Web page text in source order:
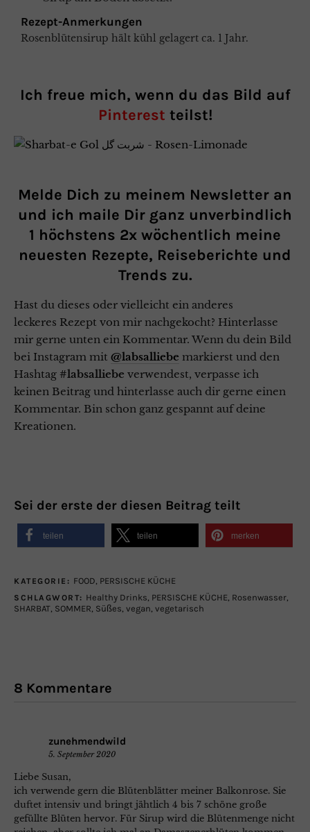
Rezept-Anmerkungen
Rosenblütensirup hält kühl gelagert ca. 1 Jahr.
Ich freue mich, wenn du das Bild auf
Pinterest teilst!
Melde Dich zu meinem Newsletter an
und ich maile Dir ganz unverbindlich
1 höchstens 2x wöchentlich meine
neuesten Rezepte, Reiseberichte und
Trends zu.
Hast du dieses oder vielleicht ein anderes
leckeres Rezept von mir nachgekocht? Hinterlasse
mir gerne unten ein Kommentar. Wenn du dein Bild
bei Instagram mit @labsalliebe markierst und den
Hashtag #labsalliebe verwendest, verpasse ich
keinen Beitrag und hinterlasse auch dir gerne einen
Kommentar. Bin schon ganz gespannt auf deine
Kreationen.
Sei der erste der diesen Beitrag teilt
teilen teilen merken
KATEGORIE: FOOD PERSISCHE KÜCHE
SCHLAGWORT: Healthy Drinks PERSISCHE KÜCHE Rosenwasser
SHARBAT SOMMER Süßes vegan vegetarisch
8 Kommentare
zunehmendwild
5. September 2020
Liebe Susan,
ich verwende gern die Blütenblätter meiner Balkonrose. Sie
duftet intensiv und bringt jähtlich 4 bis 7 schöne große
gefüllte Blüten hervor. Für Sirup wird die Blütenmenge nicht